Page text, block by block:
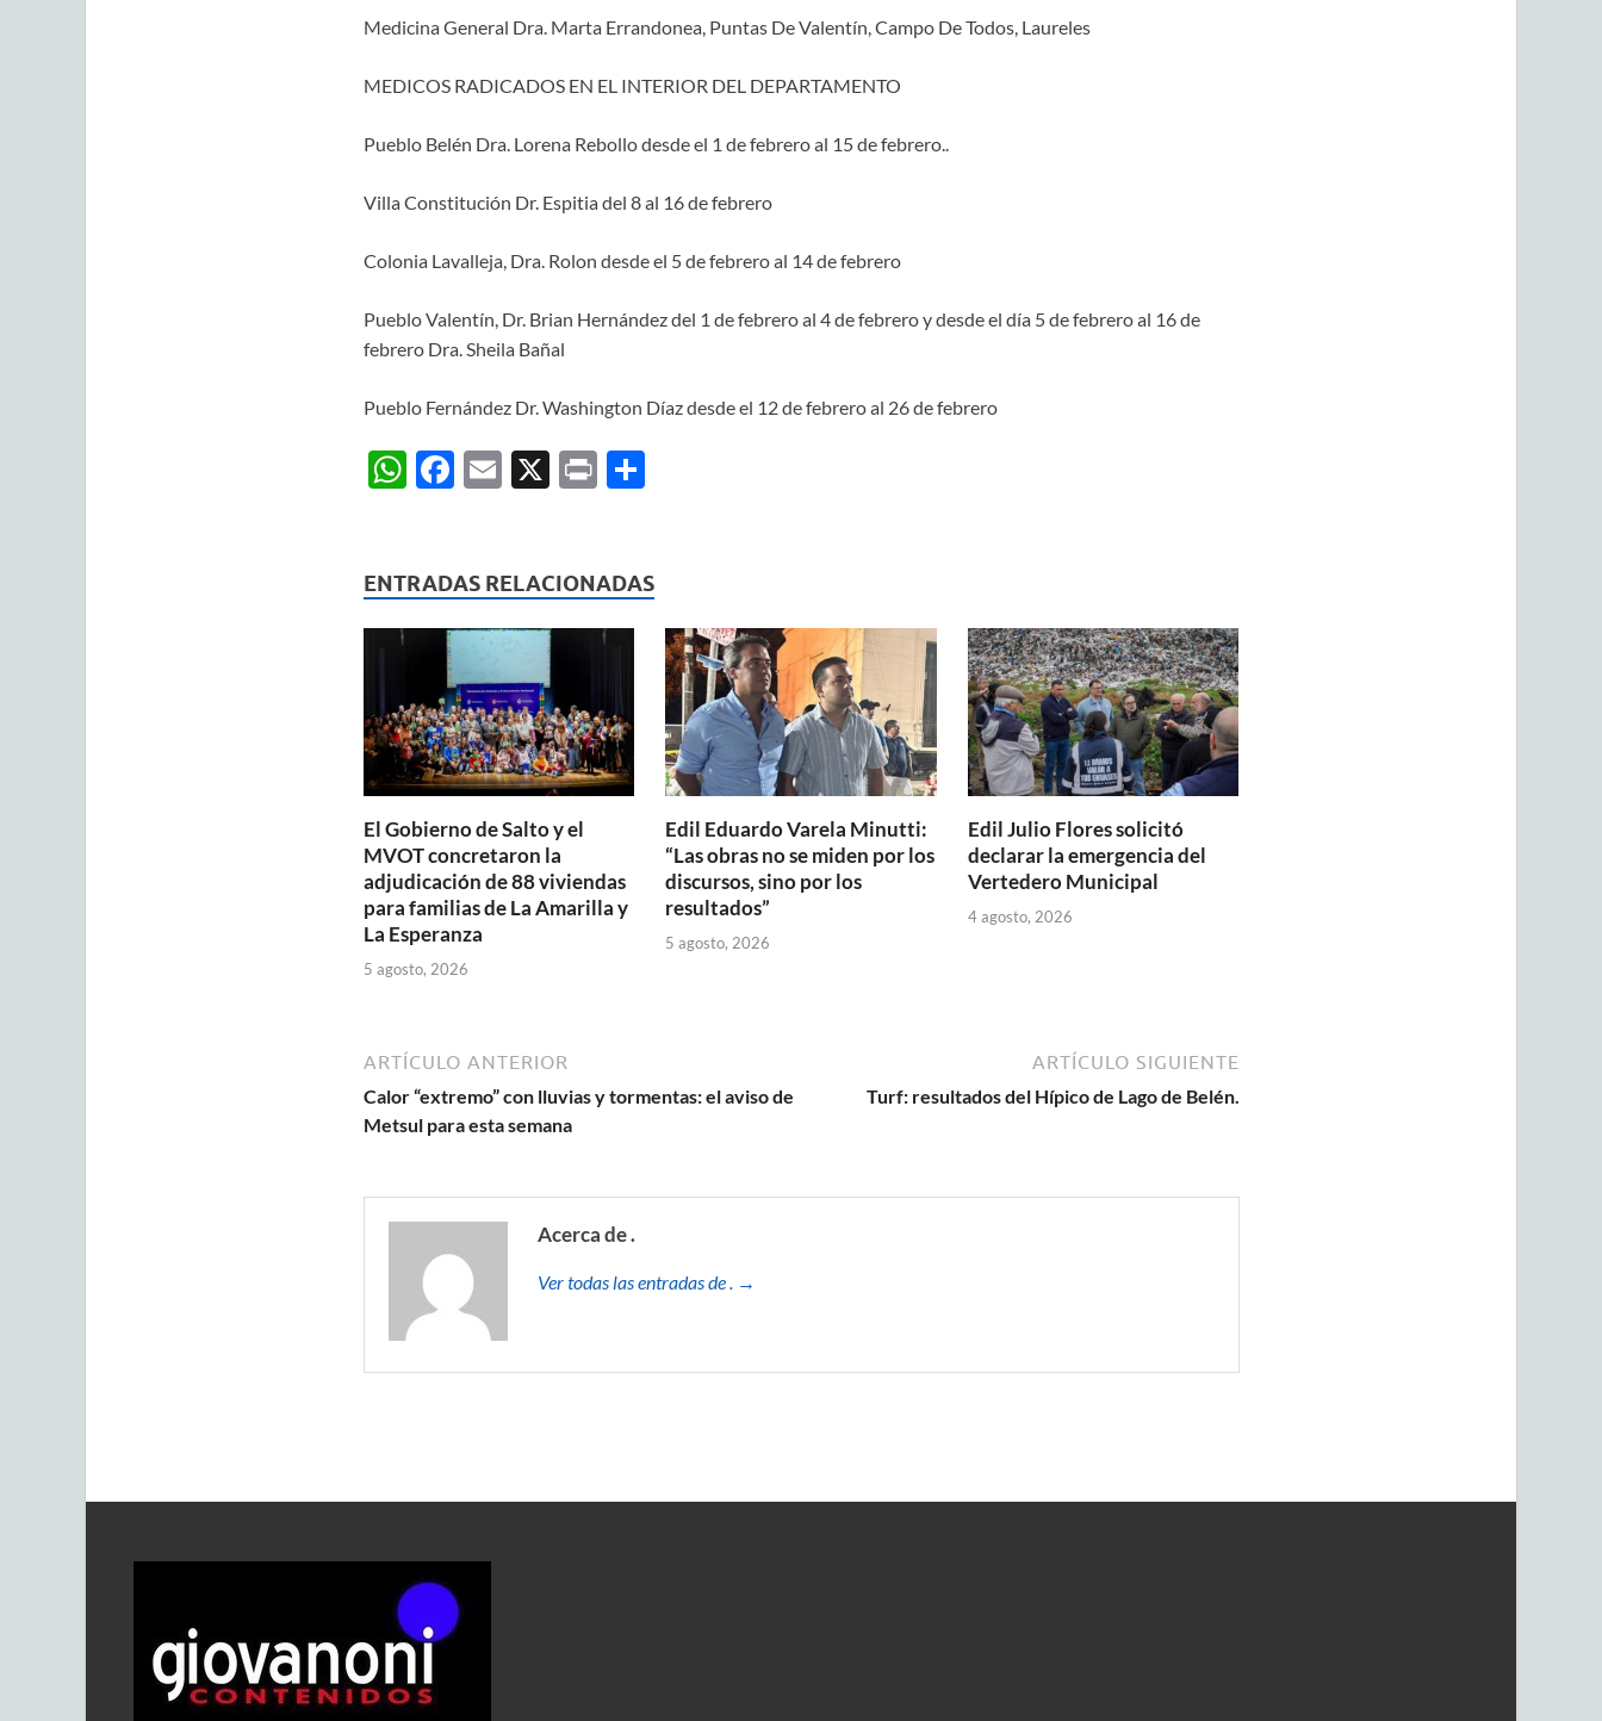
Medicina General Dra. Marta Errandonea, Puntas De Valentín, Campo De Todos, Laureles
MEDICOS RADICADOS EN EL INTERIOR DEL DEPARTAMENTO
Pueblo Belén Dra. Lorena Rebollo desde el 1 de febrero al 15 de febrero..
Villa Constitución Dr. Espitia del 8 al 16 de febrero
Colonia Lavalleja, Dra. Rolon desde el 5 de febrero al 14 de febrero
Pueblo Valentín, Dr. Brian Hernández del 1 de febrero al 4 de febrero y desde el día 5 de febrero al 16 de
febrero Dra. Sheila Bañal
Pueblo Fernández Dr. Washington Díaz desde el 12 de febrero al 26 de febrero
W
s
A
p
F
b
o
o
k
E X P C
p
ar
ti
ENTRADAS RELACIONADAS
El Gobierno de Salto y el
MVOT concretaron la
adjudicación de 88 viviendas
para familias de La Amarilla y
La Esperanza
5 agosto, 2026
Edil Eduardo Varela Minutti:
“Las obras no se miden por los
discursos, sino por los
resultados”
5 agosto, 2026
Edil Julio Flores solicitó
declarar la emergencia del
Vertedero Municipal
4 agosto, 2026
ARTÍCULO ANTERIOR
Calor “extremo” con lluvias y tormentas: el aviso de
Metsul para esta semana
ARTÍCULO SIGUIENTE
Turf: resultados del Hípico de Lago de Belén.
Acerca de .
Ver todas las entradas de . →